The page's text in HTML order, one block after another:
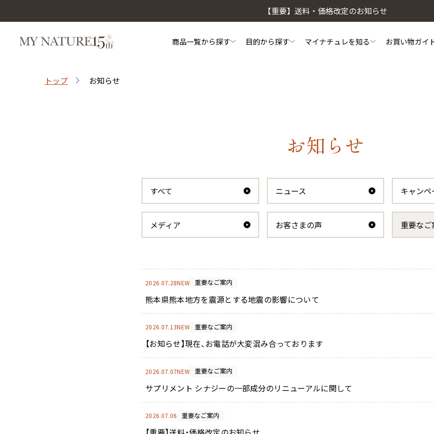
【重要】送料・価格改定のお知らせ
商品一覧から探す
マイナチュレシリーズ
マイナチュレ薬用育毛剤
薬用スカルプシャンプー スカルプフローラブースタ
ヘアトリートメント やわらかヘッドスパブラ
目的から探す
目的から探す
マイナチュレを知る
マイナチュレを知る
お買い物ガイ
お買い物ガイド
サポート
トップ お知らせ
お知らせ
すべて ニュース キャンペ
メディア お客さまの声 重要なご
2026.07.28NEW 重要なご案内
熊本県熊本地方を震源とする地震の影響について
2026.07.13NEW 重要なご案内
【お知らせ】現在、お電話が大変混み合っております
2026.07.07NEW 重要なご案内
サプリメント シナジーの一部成分のリニューアルに関して
2026.07.06 重要なご案内